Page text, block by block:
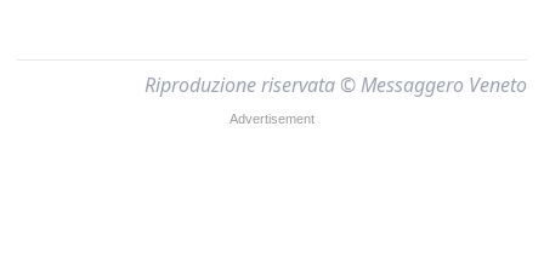
Riproduzione riservata © Messaggero Veneto